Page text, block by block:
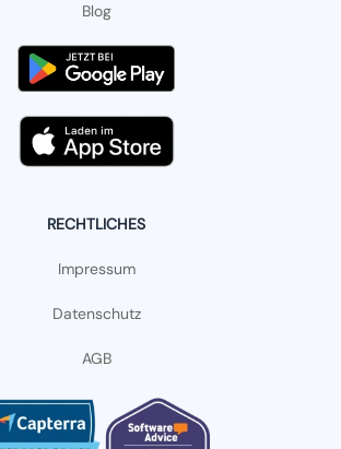
Blog
RECHTLICHES
Impressum
Datenschutz
AGB